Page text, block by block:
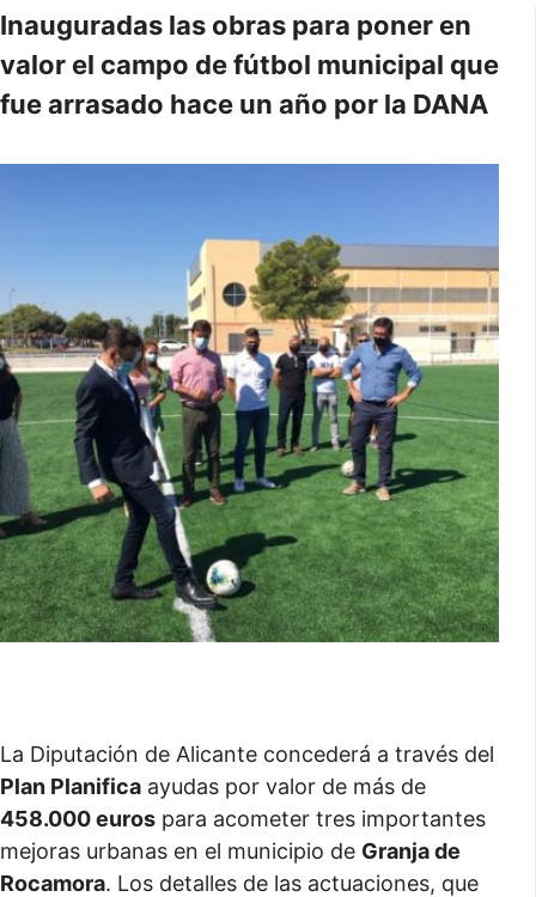
Inauguradas las obras para poner en
valor el campo de fútbol municipal que
fue arrasado hace un año por la DANA
La Diputación de Alicante concederá a través del
Plan Planifica ayudas por valor de más de
458.000 euros para acometer tres importantes
mejoras urbanas en el municipio de Granja de
Rocamora. Los detalles de las actuaciones, que